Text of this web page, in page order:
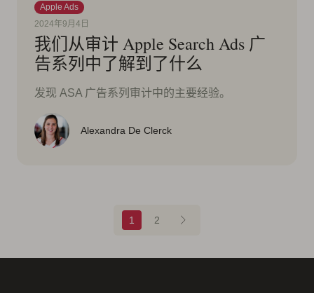
Apple Ads
2024年9月4日
我们从审计 Apple Search Ads 广
告系列中了解到了什么
发现 ASA 广告系列审计中的主要经验。
Alexandra De Clerck
1 2